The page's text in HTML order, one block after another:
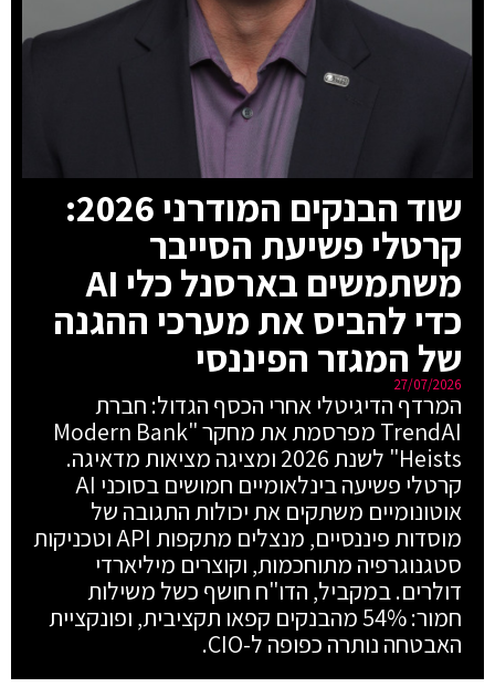
שוד הבנקים המודרני 2026:
קרטלי פשיעת הסייבר
משתמשים בארסנל כלי AI
כדי להביס את מערכי ההגנה
של המגזר הפיננסי
27/07/2026
המרדף הדיגיטלי אחרי הכסף הגדול: חברת
TrendAI מפרסמת את מחקר "Modern Bank
Heists" לשנת 2026 ומציגה מציאות מדאיגה.
קרטלי פשיעה בינלאומיים חמושים בסוכני AI
אוטונומיים משתקים את יכולות התגובה של
מוסדות פיננסיים, מנצלים מתקפות API וטכניקות
סטגנוגרפיה מתוחכמות, וקוצרים מיליארדי
דולרים. במקביל, הדו"ח חושף כשל משילות
חמור: 54% מהבנקים קפאו תקציבית, ופונקציית
האבטחה נותרה כפופה ל-CIO.